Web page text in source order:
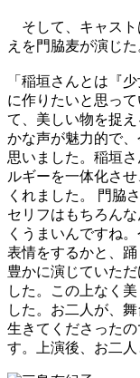
そして、キャス
えを門脇麦が演じた
「稲垣さんとは『
に作りたいと思っ
て、美しい物を捉
かな声が魅力的で
思いました。稲垣
ルギーを一体化さ
くれました。 門脇
セリフはもちろん
くうまいんですね
表情をするかと、
豊かに演じていた
した。この上なく
した。お二人が、
生きてくださった
す。上演後、お二人